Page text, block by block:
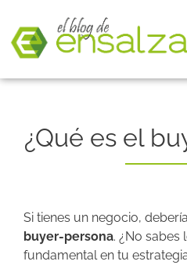
¿Qué es el
Si tienes un negocio,
buyer-persona. ¿No sabes
fundamental en tu